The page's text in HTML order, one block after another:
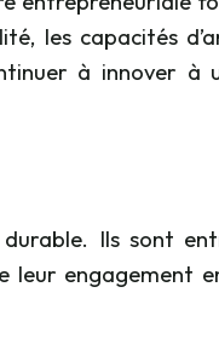
les capacités
à innover à
Ils sont
leur engagement